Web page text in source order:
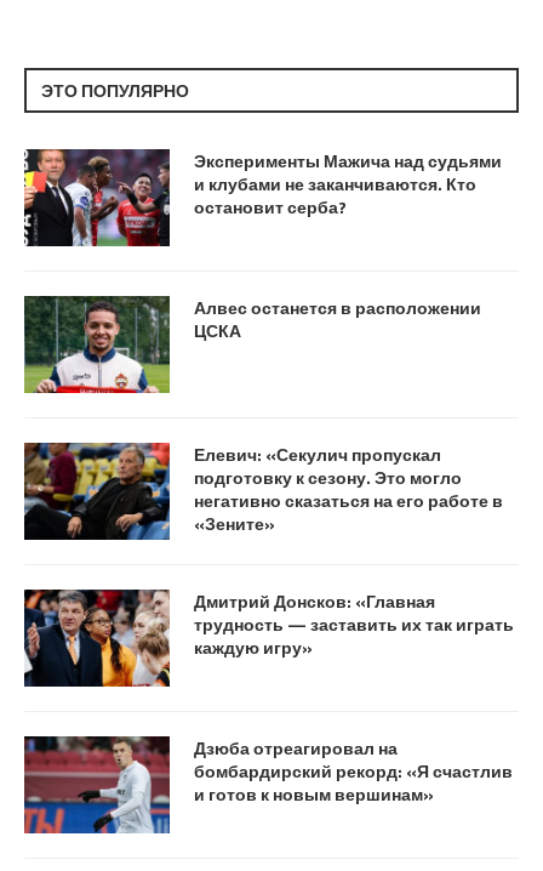
ЭТО ПОПУЛЯРНО
Эксперименты Мажича над судьями
и клубами не заканчиваются. Кто
остановит серба?
Алвес останется в расположении
ЦСКА
Елевич: «Секулич пропускал
подготовку к сезону. Это могло
негативно сказаться на его работе в
«Зените»
Дмитрий Донсков: «Главная
трудность — заставить их так играть
каждую игру»
Дзюба отреагировал на
бомбардирский рекорд: «Я счастлив
и готов к новым вершинам»